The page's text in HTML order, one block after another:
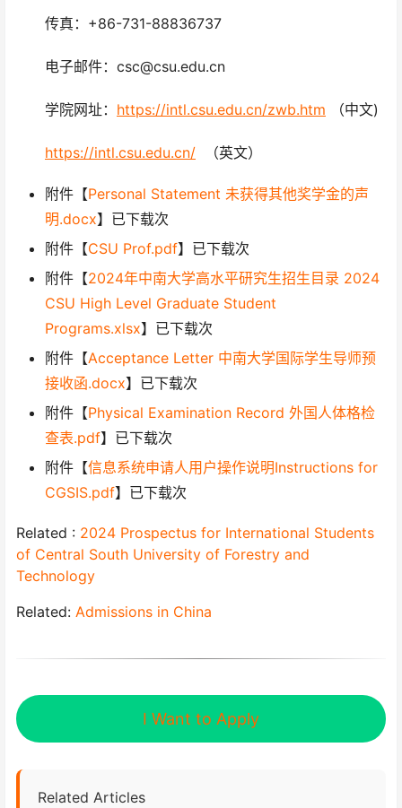
传真：+86-731-88836737
电子邮件：csc@csu.edu.cn
学院网址： https://intl.csu.edu.cn/zwb.htm （中文)
https://intl.csu.edu.cn/ （英文）
附件【Personal Statement 未获得其他奖学金的声
明.docx】已下载次
附件【CSU Prof.pdf】已下载次
附件【2024年中南大学高水平研究生招生目录 2024
CSU High Level Graduate Student
Programs.xlsx】已下载次
附件【Acceptance Letter 中南大学国际学生导师预
接收函.docx】已下载次
附件【Physical Examination Record 外国人体格检
查表.pdf】已下载次
附件【信息系统申请人用户操作说明Instructions for
CGSIS.pdf】已下载次
Related : 2024 Prospectus for International Students
of Central South University of Forestry and
Technology
Related: Admissions in China
I Want to Apply
Related Articles